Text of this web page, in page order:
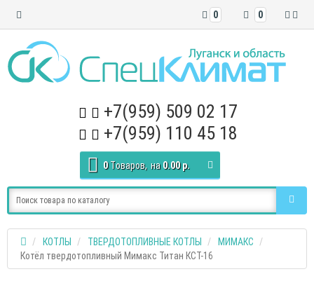
0
0
+7(959) 509 02 17
+7(959) 110 45 18
0 Tоваров, на 0.00 р.
КОТЛЫ ТВЕРДОТОПЛИВНЫЕ КОТЛЫ
МИМАКС
Котёл твердотопливный Мимакс Титан КСТ-16